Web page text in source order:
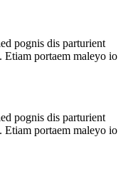
pognis dis parturient
Etiam portaem maleyo io
pognis dis parturient
Etiam portaem maleyo io